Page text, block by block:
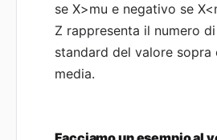
se X>mu e negativo se
Z rappresenta il numero
standard del valore sopra
media.